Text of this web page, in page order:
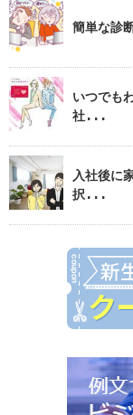
簡単な診
いつでも
社...
入社後に
択...